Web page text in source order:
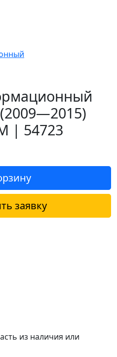
(2009—2015)
| 54723
заявку
из наличия или